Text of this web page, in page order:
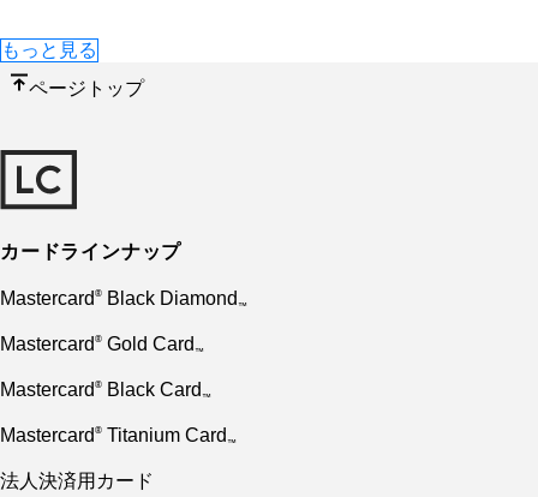
もっと見る
ページトップ
カードラインナップ
Mastercard ® Black Diamond ™
Mastercard ® Gold Card ™
Mastercard ® Black Card ™
Mastercard ® Titanium Card ™
法人決済用カード